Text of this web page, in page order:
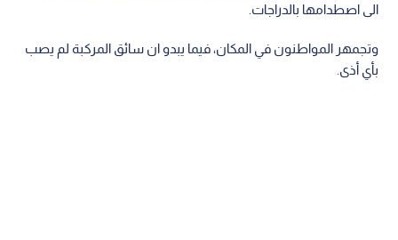
الى اصطدامها بالدراجات.
وتجمهر المواطنون في المكان، فيما يبدو ان سائق المركبة لم يصب
بأي أذى.